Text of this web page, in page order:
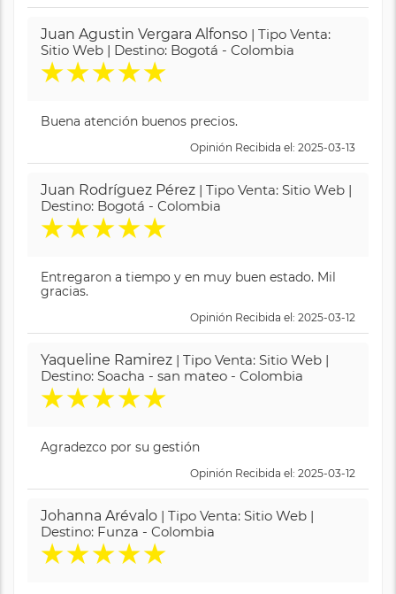
Juan Agustin Vergara Alfonso | Tipo Venta:
Sitio Web | Destino: Bogotá - Colombia
★★★★★
Buena atención buenos precios.
Opinión Recibida el: 2025-03-13
Juan Rodríguez Pérez | Tipo Venta: Sitio Web |
Destino: Bogotá - Colombia
★★★★★
Entregaron a tiempo y en muy buen estado. Mil
gracias.
Opinión Recibida el: 2025-03-12
Yaqueline Ramirez | Tipo Venta: Sitio Web |
Destino: Soacha - san mateo - Colombia
★★★★★
Agradezco por su gestión
Opinión Recibida el: 2025-03-12
Johanna Arévalo | Tipo Venta: Sitio Web |
Destino: Funza - Colombia
★★★★★